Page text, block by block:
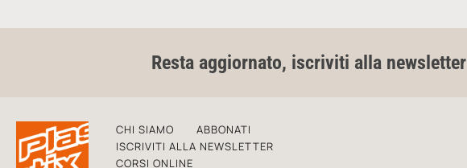
Resta aggiornato, iscriviti alla newsletter
CHI SIAMO
ABBONATI
ISCRIVITI ALLA NEWSLETTER
CORSI ONLINE